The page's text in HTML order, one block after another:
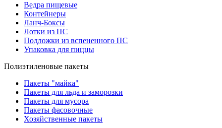
Ведра пищевые
Контейнеры
Ланч-Боксы
Лотки из ПС
Подложки из вспененного ПС
Упаковка для пиццы
Полиэтиленовые пакеты
Пакеты "майка"
Пакеты для льда и заморозки
Пакеты для мусора
Пакеты фасовочные
Хозяйственные пакеты